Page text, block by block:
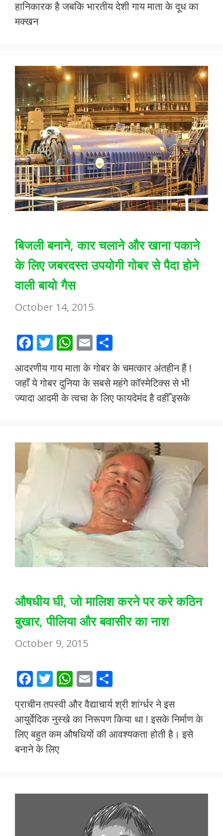
o
o
A
हानिकारक है जबकि भारतीय देशी गाय माता के दूध का
मक्खन
बिजली बनाने, कार चलाने और खाना पकाने
के लिए जबरदस्त उपयोगी गोबर से पैदा होने
वाली बायो गैस
October 14, 2015
F
ac
e
b
o
k
T
w
itt
er
W
h
at
s
A
p
E
m
ai
l
h
ar
e
आदरणीय गाय माता के गोबर के चमत्कार अंतहीन हैं !
जहाँ ये गोबर दुनिया के सबसे महंगे कॉस्मेटिक्स से भी
ज्यादा आदमी के त्वचा के लिए फायदेमंद है वहीँ इसके
औषधीय घी, जो मालिश करने पर करे कठिन
बुखार, पीलिया और बवासीर का नाश
October 9, 2015
F
ac
e
b
o
o
T
w
itt
er
W
h
at
s
A
E
ai
l
ar
e
प्राचीन तपस्वी और वैद्याचार्य श्री शांर्ग्धर ने इस
आयुर्वेदिक नुस्खे का निरूपण किया था ! इसके निर्माण के
लिए बहुत कम औषधियों की आवश्यकता होती है। इसे
बनाने के लिए